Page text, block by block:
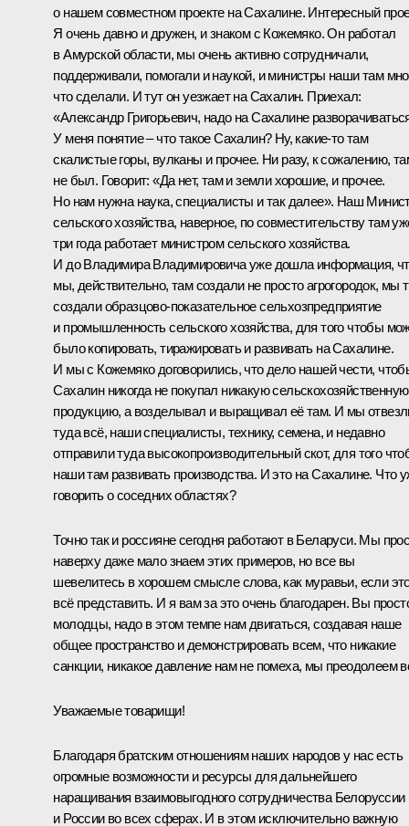
о нашем совместном проекте на Сахалине. Интересный
Я очень давно и дружен, и знаком с Кожемяко. Он работал
в Амурской области, мы очень активно сотрудничали,
поддерживали, помогали и наукой, и министры наши там
что сделали. И тут он уезжает на Сахалин. Приехал:
«Александр Григорьевич, надо на Сахалине
У меня понятие – что такое Сахалин? Ну, какие-то там
скалистые горы, вулканы и прочее. Ни разу, к сожалению,
не был. Говорит: «Да нет, там и земли хорошие, и прочее.
Но нам нужна наука, специалисты и так далее». Наш
сельского хозяйства, наверное, по совместительству там
три года работает министром сельского хозяйства.
И до Владимира Владимировича уже дошла информация,
мы, действительно, там создали не просто агрогородок, мы
создали образцово-показательное сельхозпредприятие
и промышленность сельского хозяйства, для того чтобы
было копировать, тиражировать и развивать на Сахалине.
И мы с Кожемяко договорились, что дело нашей чести,
Сахалин никогда не покупал никакую сельскохозяйственную
продукцию, а возделывал и выращивал её там. И мы
туда всё, наши специалисты, технику, семена, и недавно
отправили туда высокопроизводительный скот, для того
наши там развивать производства. И это на Сахалине. Что
говорить о соседних областях?
Точно так и россияне сегодня работают в Беларуси. Мы
наверху даже мало знаем этих примеров, но все вы
шевелитесь в хорошем смысле слова, как муравьи, если
всё представить. И я вам за это очень благодарен. Вы
молодцы, надо в этом темпе нам двигаться, создавая наше
общее пространство и демонстрировать всем, что никакие
санкции, никакое давление нам не помеха, мы преодолеем
Уважаемые товарищи!
Благодаря братским отношениям наших народов у нас есть
огромные возможности и ресурсы для дальнейшего
наращивания взаимовыгодного сотрудничества Белоруссии
и России во всех сферах. И в этом исключительно важную